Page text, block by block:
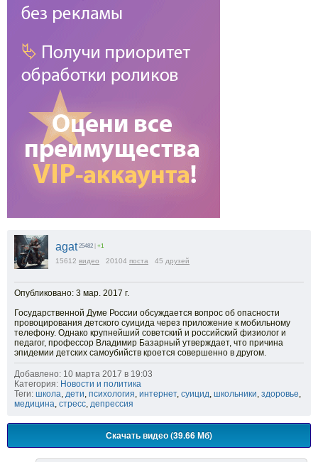
agat 25482 +1
15612 видео 20104 поста 45 друзей
Опубликовано: 3 мар. 2017 г.
Государственной Думе России обсуждается вопрос об опасности
провоцирования детского суицида через приложение к мобильному
телефону. Однако крупнейший советский и российский физиолог и
педагог, профессор Владимир Базарный утверждает, что причина
эпидемии детских самоубийств кроется совершенно в другом.
Добавлено: 10 марта 2017 в 19:03
Категория: Новости и политика
Теги: школа, дети, психология, интернет, суицид, школьники, здоровье,
медицина, стресс, депрессия
Скачать видео (39.66 Мб)